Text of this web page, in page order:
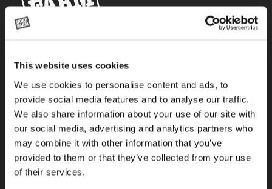
This website uses cookies
We use cookies to personalise content and ads, to
provide social media features and to analyse our traffic.
We also share information about your use of our site with
our social media, advertising and analytics partners who
may combine it with other information that you’ve
provided to them or that they’ve collected from your use
of their services.
gäller inte vid köp av enskild produkt, till exempel
reservdel. Kontakta din lokala återförsäljare för aktuella priser.
Surgatan 12, 602 28
Norrköping, Sweden
+46 (0)11 – 19 70 40
marknad@nordfarm.se